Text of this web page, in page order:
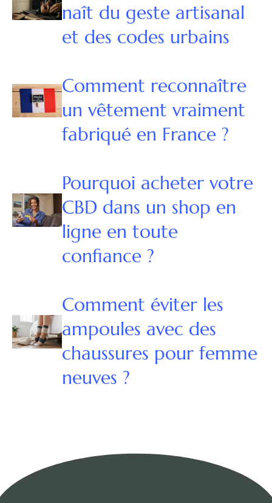
naît du geste artisanal
et des codes urbains
Comment reconnaître
un vêtement vraiment
fabriqué en France ?
Pourquoi acheter votre
CBD dans un shop en
ligne en toute
confiance ?
Comment éviter les
ampoules avec des
chaussures pour femme
neuves ?